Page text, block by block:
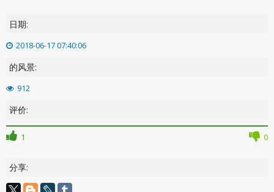
日期:
2018-06-17 07:40:06
的风景:
912
评价:
1 0
分享: